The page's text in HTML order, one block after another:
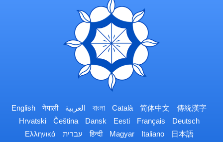
English नेपाली العربية বাংলা Català 简体中文
傳統漢字
Hrvatski
Čeština Dansk Eesti Français
Deutsch
Ελληνικά
עברית हिन्दी Magyar Italiano 日本語